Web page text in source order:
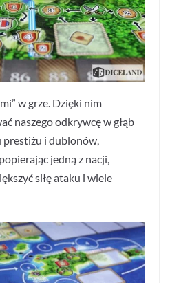
w grze. Dzięki nim
naszego odkrywcę w głąb
prestiżu i dublonów,
jedną z nacji,
siłę ataku i wiele